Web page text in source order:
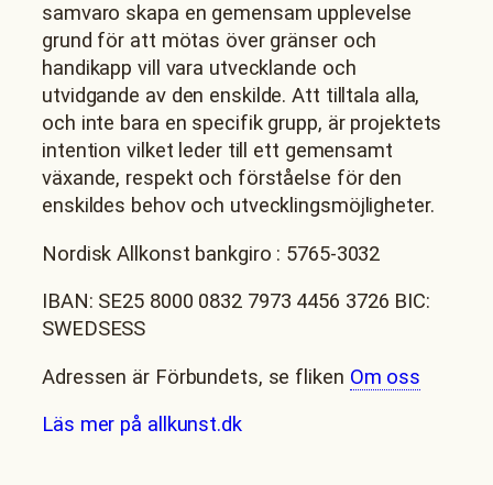
samvaro skapa en gemensam upplevelse
grund för att mötas över gränser och
handikapp vill vara utvecklande och
utvidgande av den enskilde. Att tilltala alla,
och inte bara en specifik grupp, är projektets
intention vilket leder till ett gemensamt
växande, respekt och förståelse för den
enskildes behov och utvecklingsmöjligheter.
Nordisk Allkonst bankgiro : 5765-3032
IBAN: SE25 8000 0832 7973 4456 3726 BIC:
SWEDSESS
Adressen är Förbundets, se fliken Om oss
Läs mer på allkunst.dk